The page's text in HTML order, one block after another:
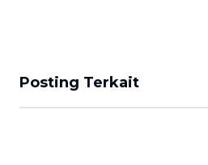
Posting Terkait